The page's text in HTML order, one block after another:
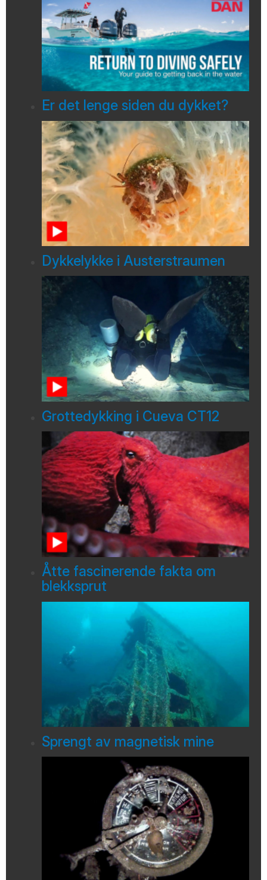
Er det lenge siden du dykket?
Dykkelykke i Austerstraumen
Grottedykking i Cueva CT12
Åtte fascinerende fakta om
blekksprut
Sprengt av magnetisk mine